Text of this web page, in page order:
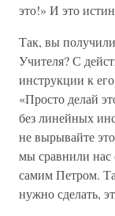
это!» И это
Так, вы
Учителя? С
инструкции к
«Просто делай
без линейных
не вырывайте
мы сравнили нас
самим Петром.
нужно сделать,